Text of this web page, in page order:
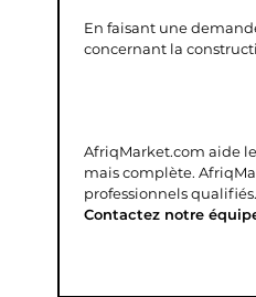
En faisant une
concernant la
AfriqMarket.com aide
mais complète.
professionnels
Contactez notre